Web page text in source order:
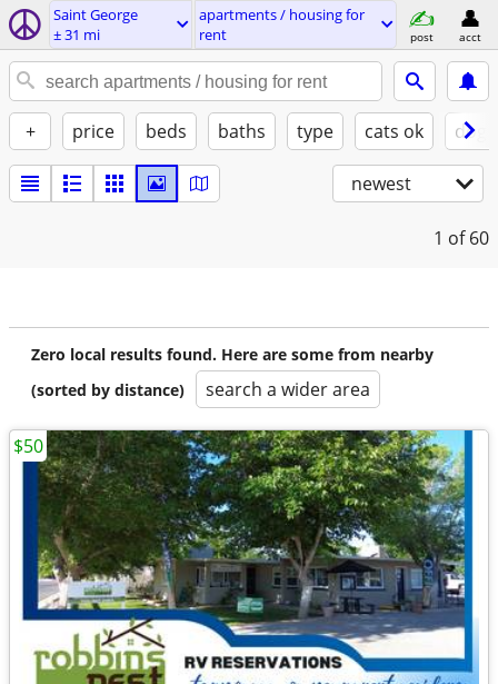
Saint George
± 31 mi
apartments / housing for
rent
post acct
+ price beds baths type cats ok
newest
1 of 60
Zero local results found. Here are some from nearby
(sorted by distance)
search a wider area
$50